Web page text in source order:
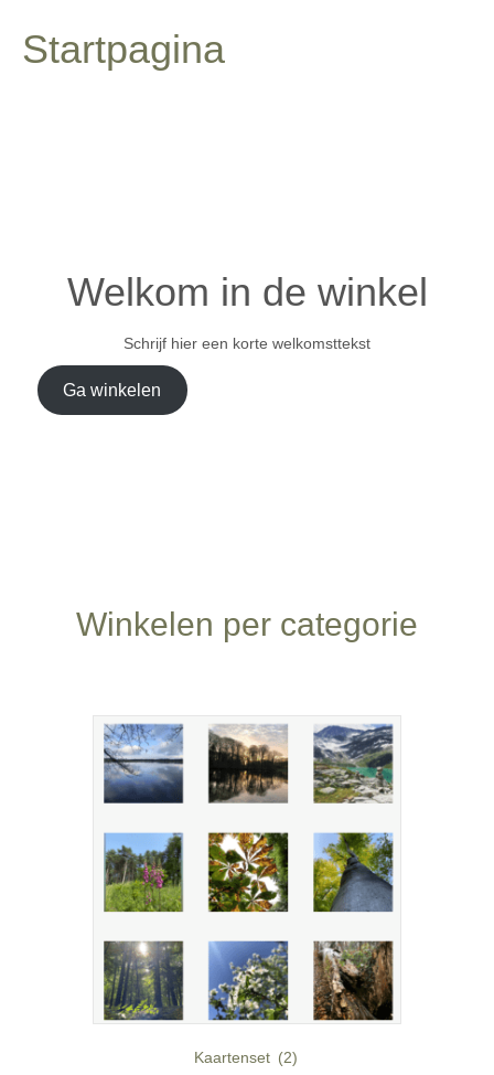
Startpagina
Welkom in de winkel
Schrijf hier een korte welkomsttekst
Ga winkelen
Winkelen per categorie
Kaartenset (2)